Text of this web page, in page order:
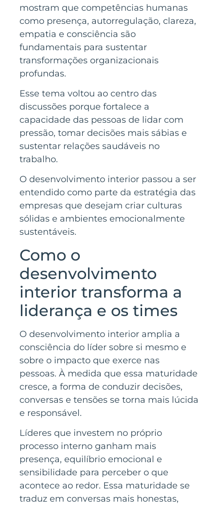
mostram que competências humanas
como presença, autorregulação, clareza,
empatia e consciência são
fundamentais para sustentar
transformações organizacionais
profundas.
Esse tema voltou ao centro das
discussões porque fortalece a
capacidade das pessoas de lidar com
pressão, tomar decisões mais sábias e
sustentar relações saudáveis no
trabalho.
O desenvolvimento interior passou a ser
entendido como parte da estratégia das
empresas que desejam criar culturas
sólidas e ambientes emocionalmente
sustentáveis.
Como o
desenvolvimento
interior transforma a
liderança e os times
O desenvolvimento interior amplia a
consciência do líder sobre si mesmo e
sobre o impacto que exerce nas
pessoas. À medida que essa maturidade
cresce, a forma de conduzir decisões,
conversas e tensões se torna mais lúcida
e responsável.
Líderes que investem no próprio
processo interno ganham mais
presença, equilíbrio emocional e
sensibilidade para perceber o que
acontece ao redor. Essa maturidade se
traduz em conversas mais honestas,